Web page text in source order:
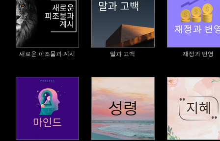
새로운 피조물과 계시 말과 고백 재정과 번영